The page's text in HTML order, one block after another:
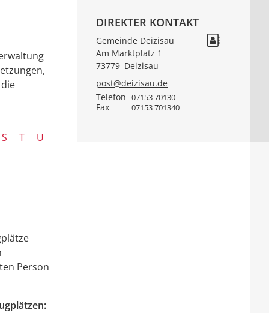
S T
U
Person
DIREKTER KONTAKT
Gemeinde Deizisau
Am Marktplatz 1
73779 Deizisau
post@deizisau.de
Telefon 07153 70130
Fax 07153 701340